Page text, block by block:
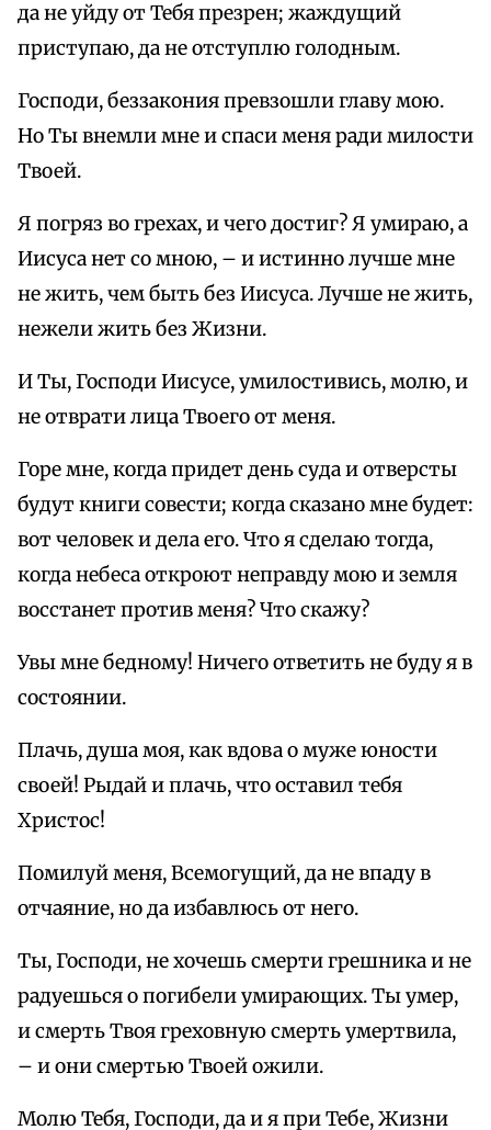
да не уйду от Тебя презрен; жаждущий
приступаю, да не отступлю голодным.
Господи, беззакония превзошли главу мою.
Но Ты внемли мне и спаси меня ради милости
Твоей.
Я погряз во грехах, и чего достиг? Я умираю, а
Иисуса нет со мною, – и истинно лучше мне
не жить, чем быть без Иисуса. Лучше не жить,
нежели жить без Жизни.
И Ты, Господи Иисусе, умилостивись, молю, и
не отврати лица Твоего от меня.
Горе мне, когда придет день суда и отверсты
будут книги совести; когда сказано мне будет:
вот человек и дела его. Что я сделаю тогда,
когда небеса откроют неправду мою и земля
восстанет против меня? Что скажу?
Увы мне бедному! Ничего ответить не буду я в
состоянии.
Плачь, душа моя, как вдова о муже юности
своей! Рыдай и плачь, что оставил тебя
Христос!
Помилуй меня, Всемогущий, да не впаду в
отчаяние, но да избавлюсь от него.
Ты, Господи, не хочешь смерти грешника и не
радуешься о погибели умирающих. Ты умер,
и смерть Твоя греховную смерть умертвила,
– и они смертью Твоей ожили.
Молю Тебя, Господи, да и я при Тебе, Жизни